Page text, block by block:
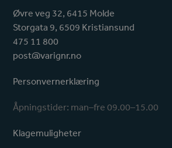
Øvre veg 32, 6415 Molde
Storgata 9, 6509 Kristiansund
475 11 800
post@varignr.no
Personvernerklæring
Åpningstider: man–fre 09.00–15.00
Klagemuligheter